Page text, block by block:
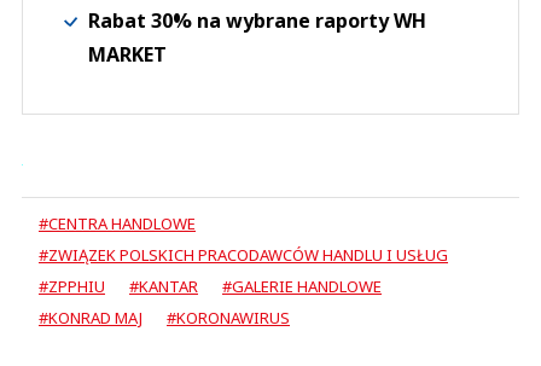
Rabat 30% na wybrane raporty WH
MARKET
#CENTRA HANDLOWE
#ZWIĄZEK POLSKICH PRACODAWCÓW HANDLU I USŁUG
#ZPPHIU
#KANTAR
#GALERIE HANDLOWE
#KONRAD MAJ
#KORONAWIRUS